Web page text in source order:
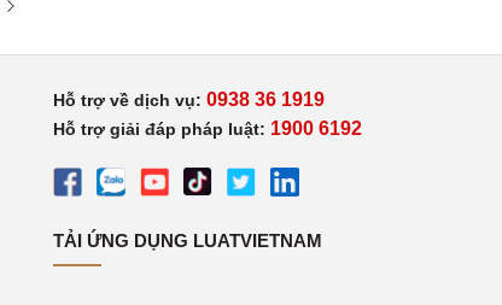
Hỗ trợ về dịch vụ: 0938 36 1919
Hỗ trợ giải đáp pháp luật: 1900 6192
TẢI ỨNG DỤNG LUATVIETNAM